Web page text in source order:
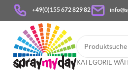
+49(0)155 672 829 82
KATEGORIE